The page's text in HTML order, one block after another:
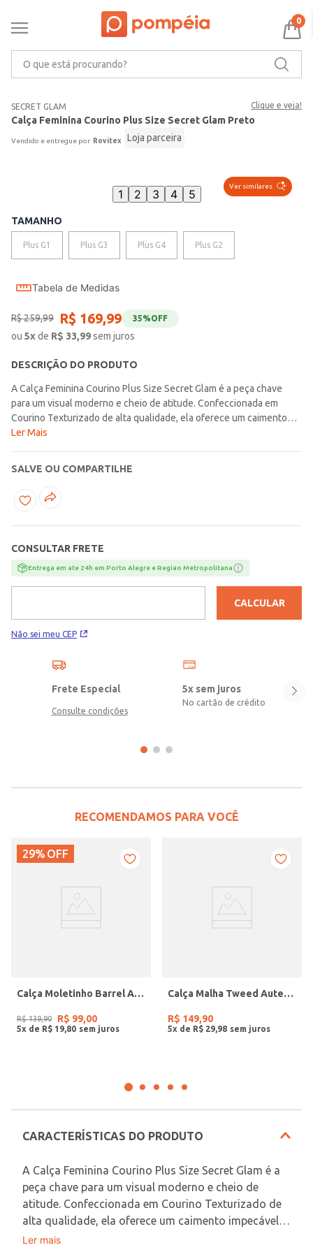
0
SECRET GLAM Clique e veja!
Calça Feminina Courino Plus Size Secret Glam Preto
Rovitex Loja parceira
Ver similares
1 2 3 4 5
TAMANHO
Plus G1 Plus G3 Plus G4 Plus G2
Tabela de Medidas
R$259,99 R$ 169,99 35%OFF
ou 5xde R$ 33,99sem juros
DESCRIÇÃO DO PRODUTO
A Calça Feminina Courino Plus Size Secret Glam é a peça chave
para um visual moderno e cheio de atitude. Confeccionada em
Courino Texturizado de alta qualidade, ela oferece um caimento
impecável que valoriza a silhueta, ao mesmo tempo que garante
soltas ou croppeds para um estilo ousado e marcante.
Ler Mais
SALVE OU COMPARTILHE
CONSULTAR FRETE
Entrega em ate 24h em Porto Alegre e Regiao Metropolitana
Não sei meu CEP
CALCULAR
Frete Especial
Consulte condições
5x sem juros
No cartão de crédito
RECOMENDAMOS PARA VOCÊ
29% OFF
Calça Moletinho Barrel Autentique Feminina MARROM
R$ 139,90 R$ 99,00
5x de R$ 19 80
Calça Malha Tweed Autentique Plus Size Feminina CINZA
R$ 149,90
5x de R$ 29 98
CARACTERÍSTICAS DO PRODUTO
A Calça Feminina Courino Plus Size Secret Glam é a
peça chave para um visual moderno e cheio de
atitude. Confeccionada em Courino Texturizado de
alta qualidade, ela oferece um caimento impecável
que valoriza a silhueta, ao mesmo tempo que
Em decorrência do uso do flash, as peças podem
Ler mais